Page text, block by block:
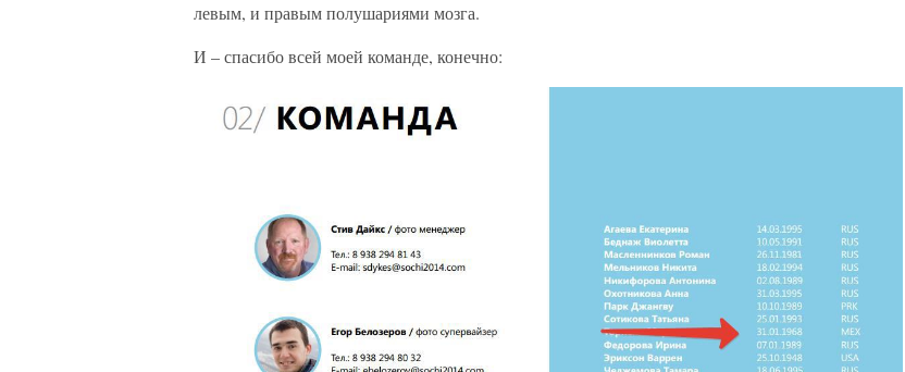
левым, и правым полушариями мозга.
И – спасибо всей моей команде, конечно: